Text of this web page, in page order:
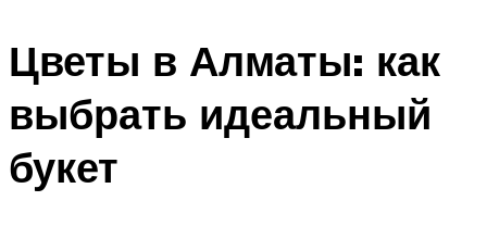
Цветы в Алматы: как
выбрать идеальный
букет